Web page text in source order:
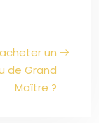
un
de Grand
Maître ?